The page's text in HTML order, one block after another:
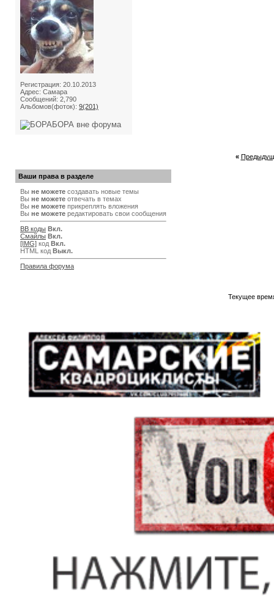
Регистрация: 20.10.2013
Адрес: Cамара
Сообщений: 2,790
Альбомов(фоток): 9(201)
«
Ваши права в разделе
Вы не можете создавать новые темы
Вы не можете отвечать в темах
Вы не можете прикреплять вложения
Вы не можете редактировать свои сообщения
BB коды Вкл.
Смайлы Вкл.
[IMG] код Вкл.
HTML код Выкл.
Правила форума
Текущее